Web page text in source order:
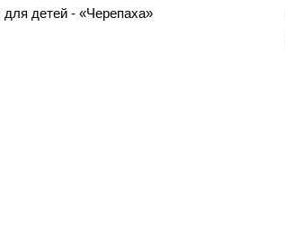
детей - «Черепаха»